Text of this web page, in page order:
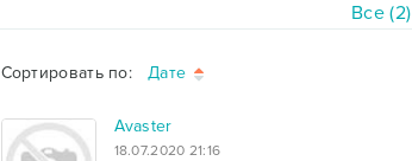
Все (2)
Сортировать по: Дате
Avaster
18.07.2020 21:16